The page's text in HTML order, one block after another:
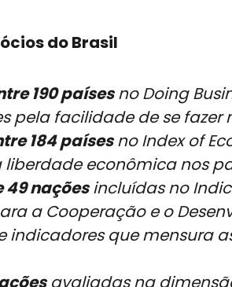
do Brasil
190 paísesno Doing
pela facilidade de se fazer
184 paísesno Index of
liberdade econômica nos
49 naçõesincluídas no
a Cooperação e o
indicadores que mensura
avaliadas na